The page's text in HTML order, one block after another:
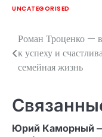
UNCATEGORISED
Навигация
по
Роман Троценко —
к успеху и
семейная жизнь
Юрий Каморный —